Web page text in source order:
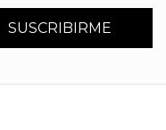
SUSCRIBIRME